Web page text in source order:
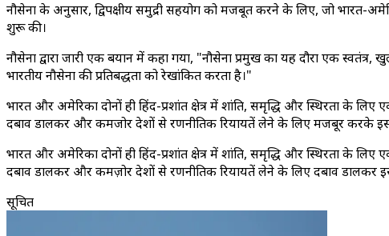
नौसेना के अनुसार, द्विपक्षीय समुद्री सहयोग को मजबूत करने के लिए, जो भारत-
शुरू की।
नौसेना द्वारा जारी एक बयान में कहा गया, "नौसेना प्रमुख का यह दौरा एक
भारतीय नौसेना की प्रतिबद्धता को रेखांकित करता है।"
भारत और अमेरिका दोनों ही हिंद-प्रशांत क्षेत्र में शांति, समृद्धि और स्थिरता के
दबाव डालकर और कमजोर देशों से रणनीतिक रियायतें लेने के लिए मजबूर करके इस
भारत और अमेरिका दोनों ही हिंद-प्रशांत क्षेत्र में शांति, समृद्धि और स्थिरता के
दबाव डालकर और कमज़ोर देशों से रणनीतिक रियायतें लेने के लिए दबाव डालकर इस
सूचित